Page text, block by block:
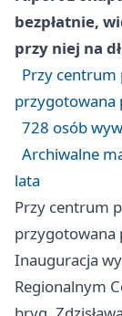
bezpłatnie,
przy niej na
Przy centrum
przygotowana
728 osób
Archiwalne
lata
Przy centrum
przygotowana
Inauguracja
Regionalnym